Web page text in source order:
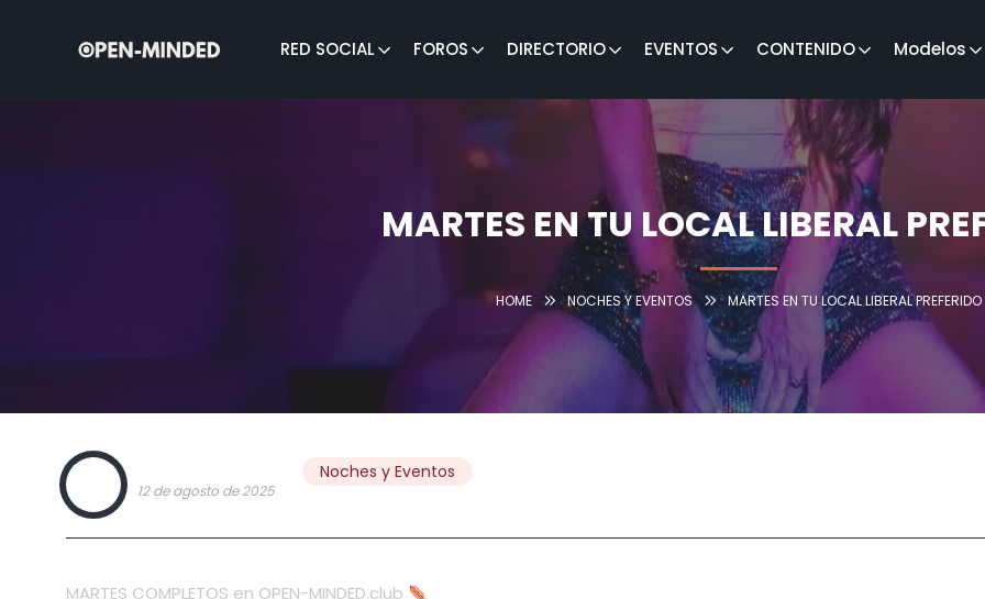
RED SOCIAL FOROS DIRECTORIO EVENTOS CONTENIDO Modelos
MARTES EN TU LOCAL LIBERAL
HOME NOCHES Y EVENTOS MARTES EN TU LOCAL LIBERAL PREFERIDO
12 de agosto de 2025
Noches y Eventos
MARTES COMPLETOS en OPEN-MINDED.club